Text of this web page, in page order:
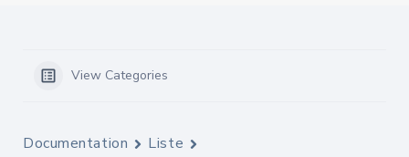
View Categories
Documentation
Liste